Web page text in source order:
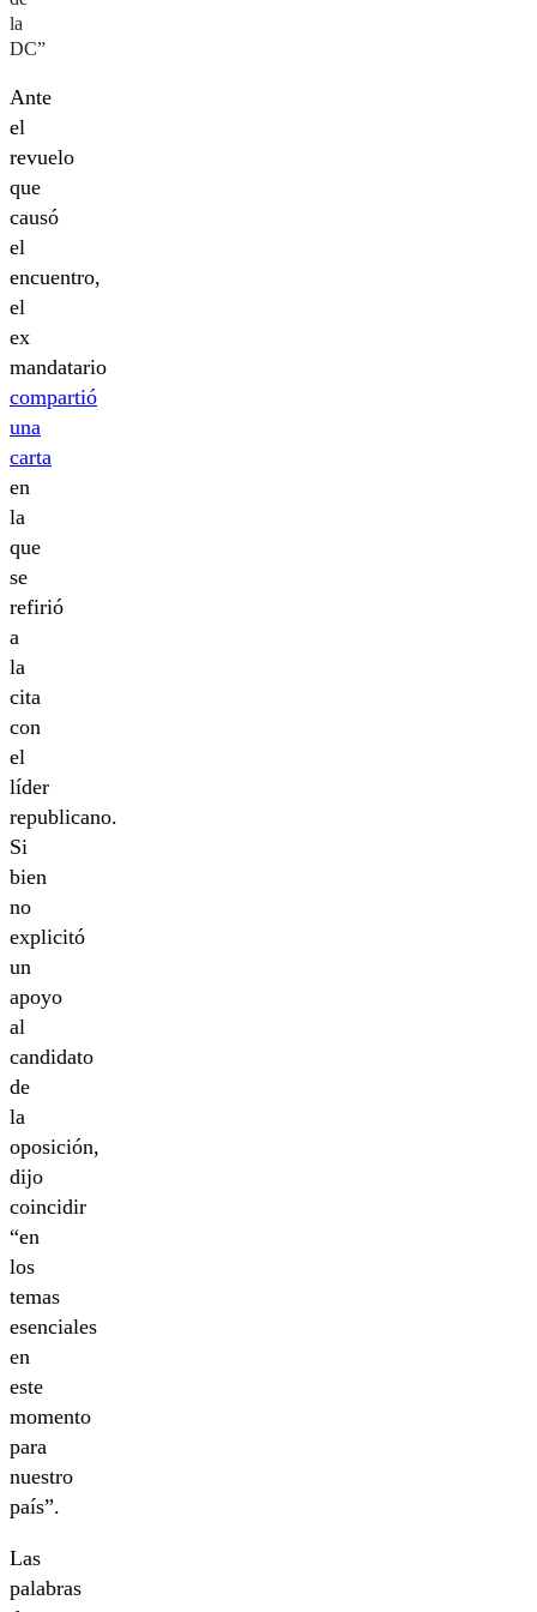
la
DC”
Ante
el
revuelo
que
causó
el
encuentro,
el
ex
mandatario
compartió
una
carta
en
la
que
se
refirió
a
la
cita
con
el
líder
republicano.
Si
bien
no
explicitó
un
apoyo
al
candidato
de
la
oposición,
dijo
coincidir
“en
los
temas
esenciales
en
este
momento
para
nuestro
país”.
Las
palabras